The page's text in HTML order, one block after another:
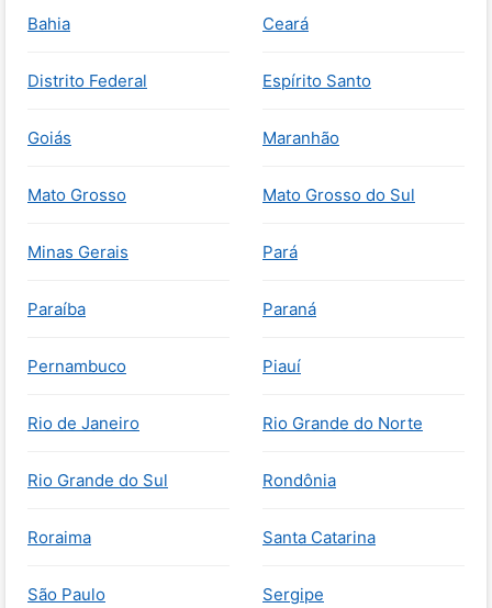
Bahia Ceará
Distrito Federal Espírito Santo
Goiás Maranhão
Mato Grosso Mato Grosso do Sul
Minas Gerais Pará
Paraíba Paraná
Pernambuco Piauí
Rio de Janeiro Rio Grande do Norte
Rio Grande do Sul Rondônia
Roraima Santa Catarina
São Paulo Sergipe